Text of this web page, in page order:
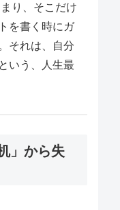
り、そこだけ
を書く時にガ
それは、自分
いう、人生最
」から失